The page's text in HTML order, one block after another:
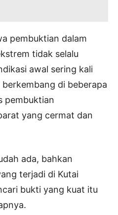
pembuktian dalam
tidak selalu
awal sering kali
di beberapa
pembuktian
yang cermat dan
ada, bahkan
terjadi di Kutai
bukti yang kuat itu